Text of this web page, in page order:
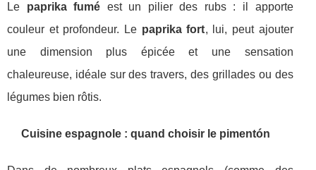
Le paprika fumé est un pilier des rubs : il apporte
couleur et profondeur. Le paprika fort, lui, peut ajouter
une dimension plus épicée et une sensation
chaleureuse, idéale sur des travers, des grillades ou des
légumes bien rôtis.
Cuisine espagnole : quand choisir le pimentón